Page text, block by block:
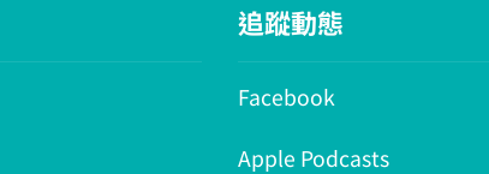
追蹤動態
Facebook
Apple Podcasts